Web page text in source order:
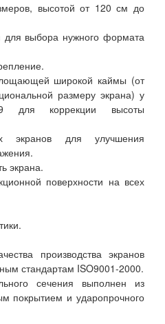
высотой от 120 см до
для выбора нужного формата
широкой каймы (от
размеру экрана) у
для коррекции высоты
экранов для улучшения
экрана.
поверхности на всех
производства экранов
стандартам ISO9001-2000.
сечения выполнен из
покрытием и ударопрочного